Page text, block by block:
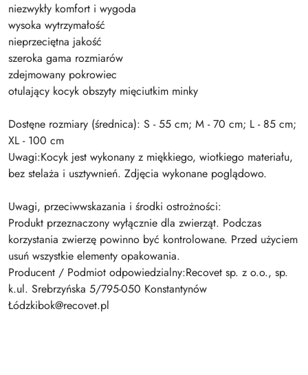
niezwykły komfort i wygoda
wysoka wytrzymałość
nieprzeciętna jakość
szeroka gama rozmiarów
zdejmowany pokrowiec
otulający kocyk obszyty mięciutkim minky
Dostęne rozmiary (średnica): S - 55 cm; M - 70 cm; L - 85 cm;
XL - 100 cm
Uwagi:Kocyk jest wykonany z miękkiego, wiotkiego materiału,
bez stelaża i usztywnień. Zdjęcia wykonane poglądowo.
Uwagi, przeciwwskazania i środki ostrożności:
Produkt przeznaczony wyłącznie dla zwierząt. Podczas
korzystania zwierzę powinno być kontrolowane. Przed użyciem
usuń wszystkie elementy opakowania.
Producent / Podmiot odpowiedzialny:Recovet sp. z o.o., sp.
k.ul. Srebrzyńska 5/795-050 Konstantynów
Łódzkibok@recovet.pl